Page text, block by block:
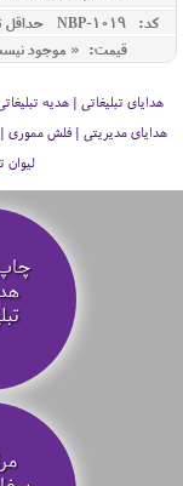
کد: NBP-1019
حداقل
قیمت: « موجود
هدایای تبلیغاتی | هدیه
هدایای مدیریتی | فلش
لیوان